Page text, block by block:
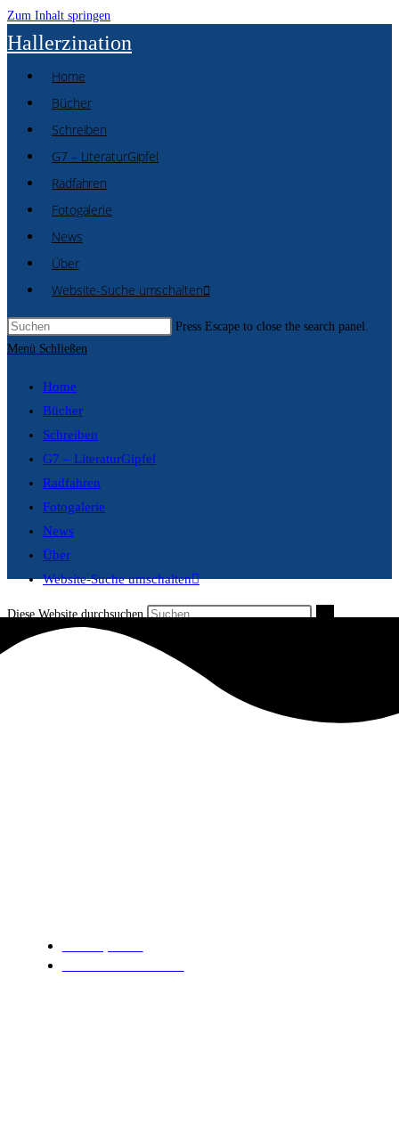
Zum Inhalt springen
Hallerzination
Home
Bücher
Schreiben
G7 – LiteraturGipfel
Radfahren
Fotogalerie
News
Über
Website-Suche umschalten
Press Escape to close the search panel.
Menü Schließen
Home
Bücher
Schreiben
G7 – LiteraturGipfel
Radfahren
Fotogalerie
News
Über
Website-Suche umschalten
Diese Website durchsuchen